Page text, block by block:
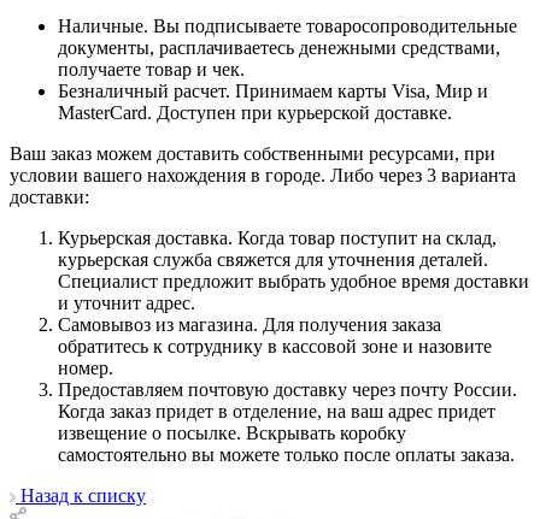
Наличные. Вы подписываете товаросопроводительные
документы, расплачиваетесь денежными средствами,
получаете товар и чек.
Безналичный расчет. Принимаем карты Visa, Мир и
MasterCard. Доступен при курьерской доставке.
Ваш заказ можем доставить собственными ресурсами, при
условии вашего нахождения в городе. Либо через 3 варианта
доставки:
Курьерская доставка. Когда товар поступит на склад,
курьерская служба свяжется для уточнения деталей.
Специалист предложит выбрать удобное время доставки
и уточнит адрес.
Самовывоз из магазина. Для получения заказа
обратитесь к сотруднику в кассовой зоне и назовите
номер.
Предоставляем почтовую доставку через почту России.
Когда заказ придет в отделение, на ваш адрес придет
извещение о посылке. Вскрывать коробку
самостоятельно вы можете только после оплаты заказа.
Назад к списку